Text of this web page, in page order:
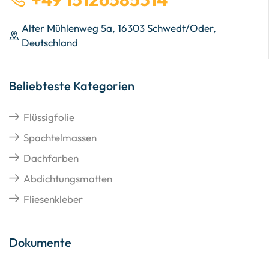
Alter Mühlenweg 5a, 16303 Schwedt/Oder,
Deutschland
Beliebteste Kategorien
Flüssigfolie
Spachtelmassen
Dachfarben
Abdichtungsmatten
Fliesenkleber
Dokumente